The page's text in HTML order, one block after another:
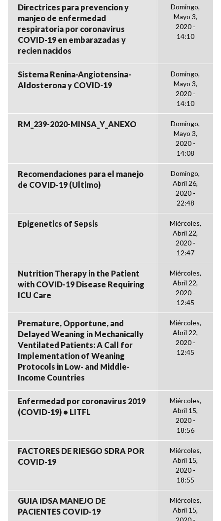
Directrices para prevencion y
manjeo de enfermedad
respiratoria por coronavirus
COVID-19 en embarazadas y
recien nacidos
Domingo,
Mayo 3,
2020 -
14:10
Sistema Renina-Angiotensina-
Aldosterona y COVID-19
Domingo,
Mayo 3,
2020 -
14:10
RM_239-2020-MINSA_Y_ANEXO
Domingo,
Mayo 3,
2020 -
14:08
Recomendaciones para el manejo
de COVID-19 (Ultimo)
Domingo,
Abril 26,
2020 -
22:48
Epigenetics of Sepsis
Miércoles,
Abril 22,
2020 -
12:47
Nutrition Therapy in the Patient
with COVID-19 Disease Requiring
ICU Care
Miércoles,
Abril 22,
2020 -
12:45
Premature, Opportune, and
Delayed Weaning in Mechanically
Ventilated Patients: A Call for
Implementation of Weaning
Protocols in Low- and Middle-
Income Countries
Miércoles,
Abril 22,
2020 -
12:45
Enfermedad por coronavirus 2019
(COVID-19) • LITFL
Miércoles,
Abril 15,
2020 -
18:56
FACTORES DE RIESGO SDRA POR
COVID-19
Miércoles,
Abril 15,
2020 -
18:55
GUIA IDSA MANEJO DE
PACIENTES COVID-19
Miércoles,
Abril 15,